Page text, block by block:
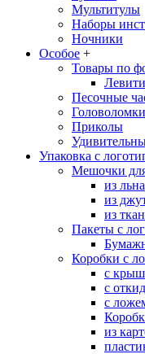
Мультитулы
Наборы
Ночники
Особое +
Товары по
Песочные
Головоломки
Приколы
Упаковка с
Мешочки
из льна
из
из
Пакеты с
Коробки с
с
с
с
из